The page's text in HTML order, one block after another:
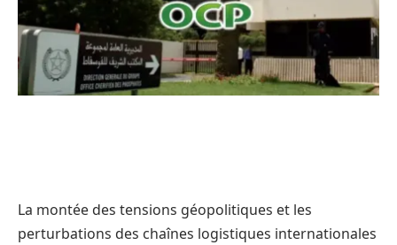
La montée des tensions géopolitiques et les
perturbations des chaînes logistiques internationales